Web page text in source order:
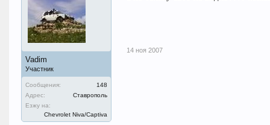
Vadim
Участник
Сообщения:
148
Адрес:
Ставрополь
Езжу на:
Chevrolet Niva/Captiva
14 ноя 2007